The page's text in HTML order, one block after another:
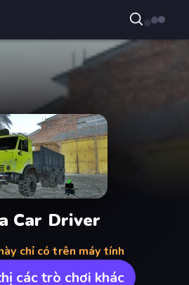
Car Driver
chỉ có trên máy tính
các trò chơi khác